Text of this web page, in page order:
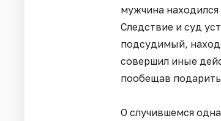
мужчина
Следствие и суд
подсудимый,
совершил иные
пообещав
О случившемся